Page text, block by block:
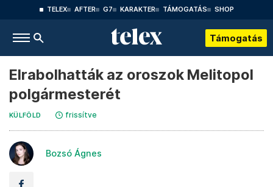
TELEX AFTER G7 KARAKTER TÁMOGATÁS SHOP
Támogatás
Elrabolhatták az oroszok Melitopol
polgármesterét
KÜLFÖLD frissítve
Bozsó Ágnes